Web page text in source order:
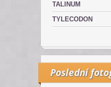
TALINUM
TYLECODON
Poslední